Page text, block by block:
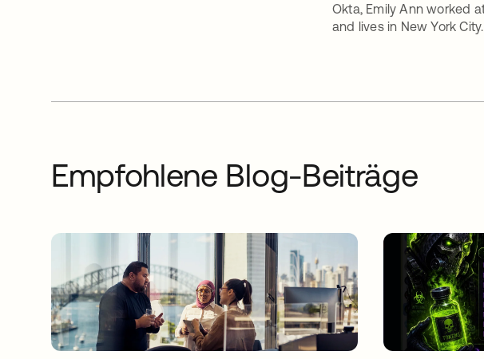
Okta, Emily Ann worked
and lives in New York City.
Empfohlene Blog-Beiträge